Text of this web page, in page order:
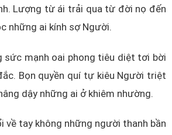
Lượng từ ái trải qua từ đời nọ đến
những ai kính sợ Người.
sức mạnh oai phong tiêu diệt tơi bời
Bọn quyền quí tự kiêu Người triệt
dậy những ai ở khiêm nhường.
về tay không những người thanh bần